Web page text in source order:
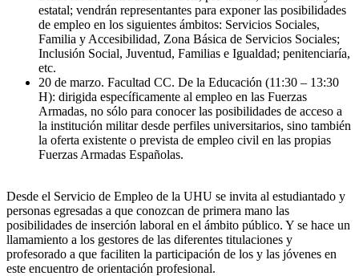
estatal; vendrán representantes para exponer las posibilidades
de empleo en los siguientes ámbitos: Servicios Sociales,
Familia y Accesibilidad, Zona Básica de Servicios Sociales;
Inclusión Social, Juventud, Familias e Igualdad; penitenciaría,
etc.
20 de marzo. Facultad CC. De la Educación (11:30 – 13:30
H): dirigida específicamente al empleo en las Fuerzas
Armadas, no sólo para conocer las posibilidades de acceso a
la institución militar desde perfiles universitarios, sino también
la oferta existente o prevista de empleo civil en las propias
Fuerzas Armadas Españolas.
Desde el Servicio de Empleo de la UHU se invita al estudiantado y
personas egresadas a que conozcan de primera mano las
posibilidades de inserción laboral en el ámbito público. Y se hace un
llamamiento a los gestores de las diferentes titulaciones y
profesorado a que faciliten la participación de los y las jóvenes en
este encuentro de orientación profesional.